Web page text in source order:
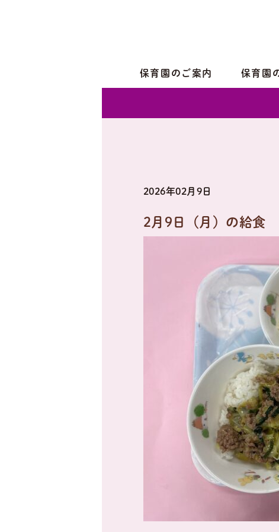
保育園のご案内 保育園
2026年02月9日
2月9日（月）の給食